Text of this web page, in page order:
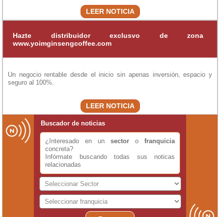
LEER NOTICIA
Hazte distribuidor exclusvo de zona
www.yoimginsengcoffee.com
Un negocio rentable desde el inicio sin apenas inversión, espacio y
seguro al 100%.
LEER NOTICIA
Buscador de noticias
¿Interesado en un sector o franquicia
concreta?
Infórmate buscando todas sus noticas
relacionadas